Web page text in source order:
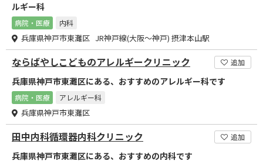
ルギー科
病院・医療 内科
兵庫県神戸市東灘区 JR神戸線(大阪～神戸) 摂津本山駅
ならばやしこどものアレルギークリニック 追加
兵庫県神戸市東灘区にある、おすすめのアレルギー科です
病院・医療 アレルギー科
兵庫県神戸市東灘区
田中内科循環器内科クリニック 追加
兵庫県神戸市東灘区にある、おすすめの内科です